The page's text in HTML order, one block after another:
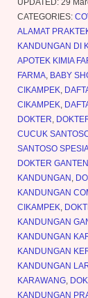
UPDATED: 29
CATEGORIES:
ALAMAT
KANDUNGAN DI
APOTEK KIMIA
FARMA, BABY
CIKAMPEK,
CIKAMPEK,
DOKTER,
CUCUK
SANTOSO
DOKTER
KANDUNGAN,
KANDUNGAN
CIKAMPEK,
KANDUNGAN
KANDUNGAN
KANDUNGAN
KANDUNGAN
KARAWANG,
KANDUNGAN